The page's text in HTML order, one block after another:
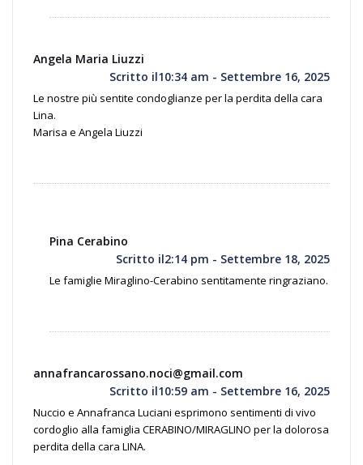
Angela Maria Liuzzi
Scritto il10:34 am - Settembre 16, 2025
Le nostre più sentite condoglianze per la perdita della cara
Lina.
Marisa e Angela Liuzzi
Pina Cerabino
Scritto il2:14 pm - Settembre 18, 2025
Le famiglie Miraglino-Cerabino sentitamente ringraziano.
annafrancarossano.noci@gmail.com
Scritto il10:59 am - Settembre 16, 2025
Nuccio e Annafranca Luciani esprimono sentimenti di vivo
cordoglio alla famiglia CERABINO/MIRAGLINO per la dolorosa
perdita della cara LINA.